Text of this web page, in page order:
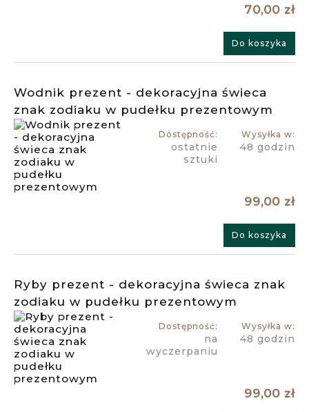
70,00 zł
Do koszyka
Wodnik prezent - dekoracyjna świeca
znak zodiaku w pudełku prezentowym
Dostępność:
ostatnie
sztuki
Wysyłka w:
48 godzin
99,00 zł
Do koszyka
Ryby prezent - dekoracyjna świeca znak
zodiaku w pudełku prezentowym
Dostępność:
na
wyczerpaniu
Wysyłka w:
48 godzin
99,00 zł